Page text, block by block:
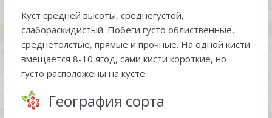
Куст средней высоты, среднегустой,
слабораскидистый. Побеги густо облиственные,
среднетолстые, прямые и прочные. На одной кисти
вмещается 8-10 ягод, сами кисти короткие, но
густо расположены на кусте.
География сорта